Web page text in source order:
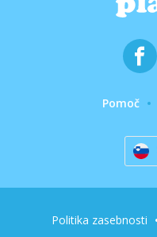
Pomoč
Politika zasebnosti